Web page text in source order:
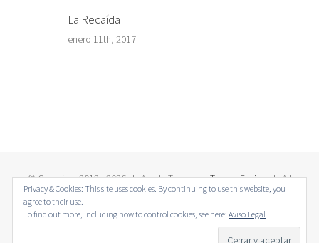
La Recaída
enero 11th, 2017
© Copyright 2012 -2026 | Avada Theme byTheme Fusion| All
Rights Reserved | Powered by
LinkedIn
Privacy & Cookies: This site uses cookies. By continuing to use this website, you
agree to their use.
To find out more, including how to control cookies, see here: Aviso Legal